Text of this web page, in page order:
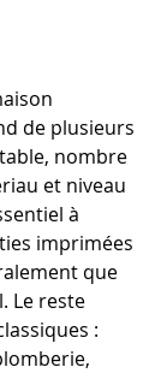
de plusieurs
nombre
et niveau
à
imprimées
que
Le reste
: